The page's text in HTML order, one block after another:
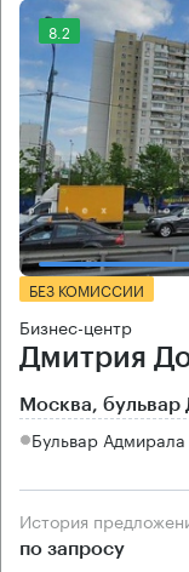
8.2
БЕЗ КОМИССИИ
Бизнес-центр
Дмитрия
Москва, бульвар
Бульвар
История
по запросу